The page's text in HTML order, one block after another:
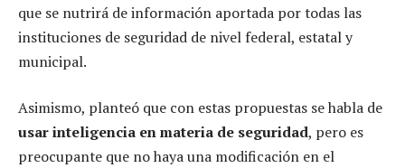
que se nutrirá de información aportada por todas las
instituciones de seguridad de nivel federal, estatal y
municipal.
Asimismo, planteó que con estas propuestas se habla de
usar inteligencia en materia de seguridad, pero es
preocupante que no haya una modificación en el